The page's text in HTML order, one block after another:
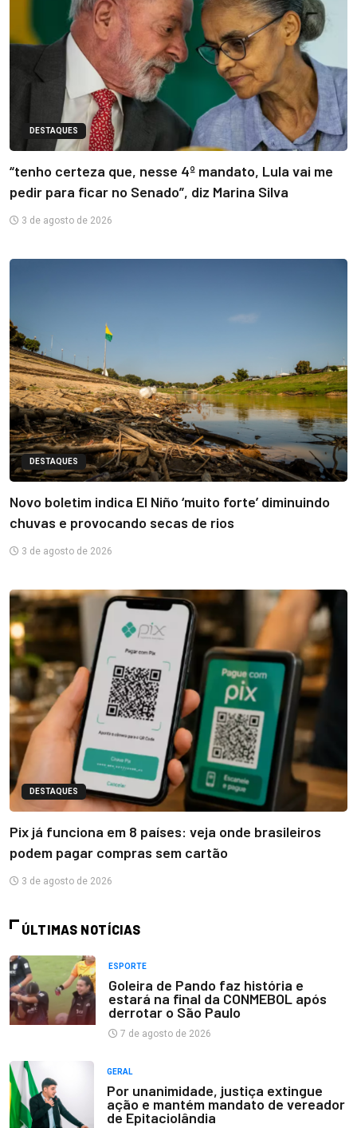
DESTAQUES
“tenho certeza que, nesse 4º mandato, Lula vai me
pedir para ficar no Senado”, diz Marina Silva
3 de agosto de 2026
DESTAQUES
Novo boletim indica El Niño ‘muito forte’ diminuindo
chuvas e provocando secas de rios
3 de agosto de 2026
DESTAQUES
Pix já funciona em 8 países: veja onde brasileiros
podem pagar compras sem cartão
3 de agosto de 2026
ÚLTIMAS NOTÍCIAS
ESPORTE
Goleira de Pando faz história e
estará na final da CONMEBOL após
derrotar o São Paulo
7 de agosto de 2026
GERAL
Por unanimidade, justiça extingue
ação e mantém mandato de vereador
de Epitaciolândia